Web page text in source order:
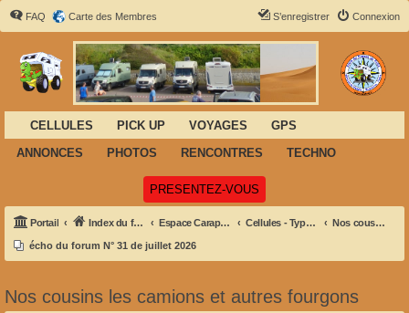
FAQ Carte des Membres Connexion
S’enregistrer
CELLULES PICK UP VOYAGES
GPS
ANNONCES
PHOTOS RENCONTRES TECHNO
PRESENTEZ-VOUS
Portail Index du forum Espace Carapace Cellules - Types et Marques Nos cousins les camions et autres fourgons
écho du forum N° 31 de juillet 2026
Nos cousins les camions et autres fourgons